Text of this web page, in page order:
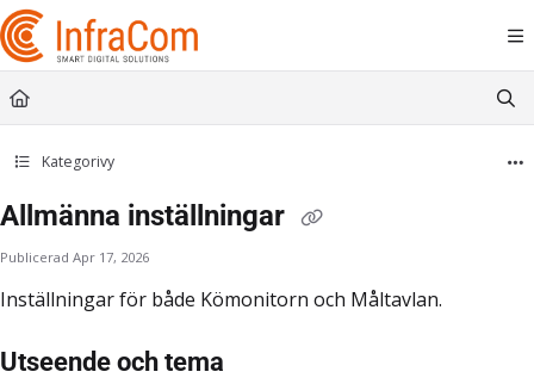
Documentation Index
Fetch the complete documentation index at:
https://docs.icc.infracom.se/
Use this file to discover all available pages before exploring further.
Kategorivy
Allmänna inställningar
Publicerad Apr 17, 2026
Inställningar för både Kömonitorn och Måltavlan.
Utseende och tema